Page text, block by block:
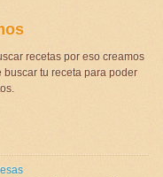
recetas por eso creamos
tu receta para poder